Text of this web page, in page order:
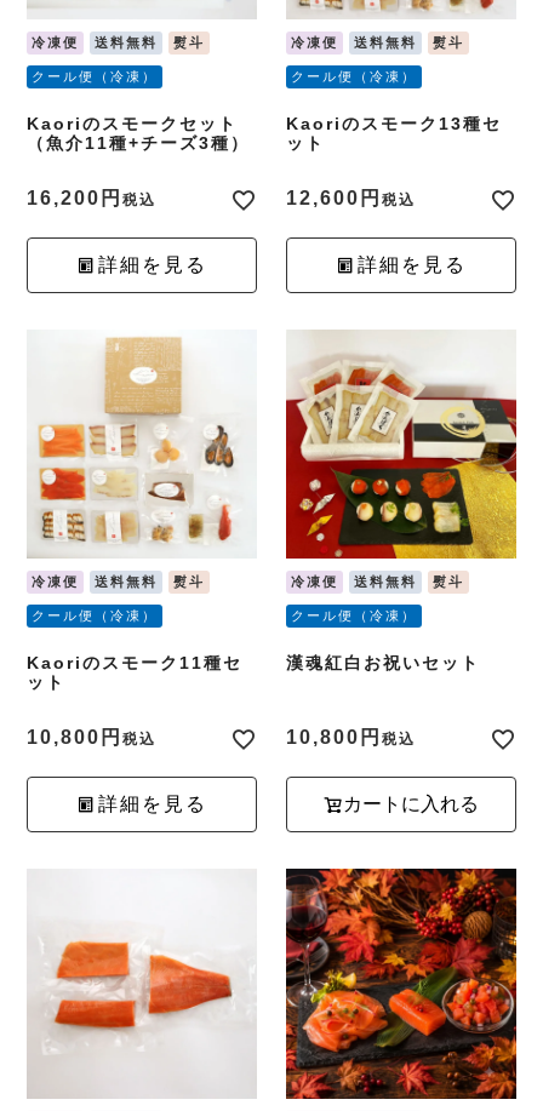
冷凍便 送料無料 熨斗
クール便（冷凍）
Kaoriのスモークセット
（魚介11種+チーズ3種）
16,200 税込
詳細を見る
冷凍便 送料無料 熨斗
クール便（冷凍）
Kaoriのスモーク13種セ
ット
12,600 税込
詳細を見る
冷凍便 送料無料 熨斗
クール便（冷凍）
Kaoriのスモーク11種セ
ット
10,800 税込
詳細を見る
冷凍便 送料無料 熨斗
クール便（冷凍）
漢魂紅白お祝いセット
10,800 税込
カートに入れる